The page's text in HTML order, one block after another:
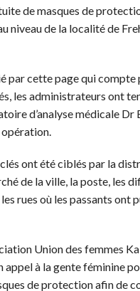
de masques de
niveau de la localité de
par cette page qui compte
les administrateurs ont
d’analyse médicale Dr
ont été ciblés par la
de la ville, la poste, les
rues où les passants ont
Union des femmes
appel à la gente féminine
de protection afin de